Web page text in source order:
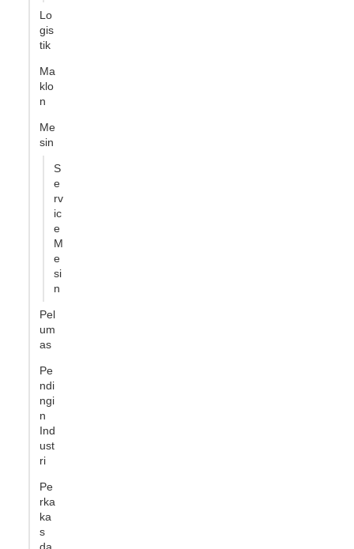
Lo
gis
tik
Ma
klo
n
Me
sin
S
e
rv
ic
e
M
e
si
n
Pel
um
as
Pe
ndi
ngi
n
Ind
ust
ri
Pe
rka
ka
s